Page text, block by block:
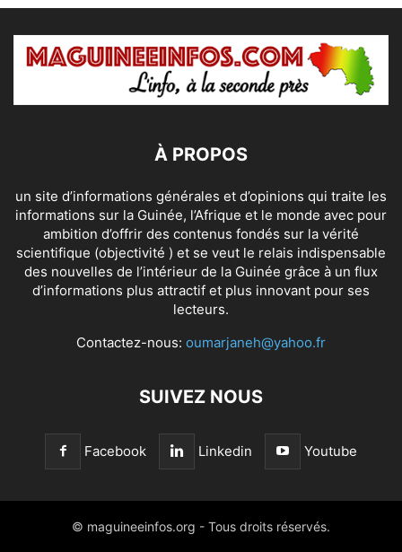
À PROPOS
un site d’informations générales et d’opinions qui traite les
informations sur la Guinée, l’Afrique et le monde avec pour
ambition d’offrir des contenus fondés sur la vérité
scientifique (objectivité ) et se veut le relais indispensable
des nouvelles de l’intérieur de la Guinée grâce à un flux
d’informations plus attractif et plus innovant pour ses
lecteurs.
Contactez-nous: oumarjaneh@yahoo.fr
SUIVEZ NOUS
Facebook Linkedin Youtube
© maguineeinfos.org - Tous droits réservés.